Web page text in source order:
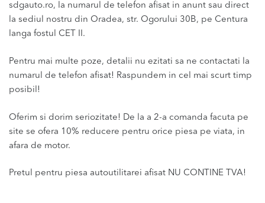
sdgauto.ro, la numarul de telefon afisat in anunt sau direct
la sediul nostru din Oradea, str. Ogorului 30B, pe Centura
langa fostul CET II.
Pentru mai multe poze, detalii nu ezitati sa ne contactati la
numarul de telefon afisat! Raspundem in cel mai scurt timp
posibil!
Oferim si dorim seriozitate! De la a 2-a comanda facuta pe
site se ofera 10% reducere pentru orice piesa pe viata, in
afara de motor.
Pretul pentru piesa autoutilitarei afisat NU CONTINE TVA!